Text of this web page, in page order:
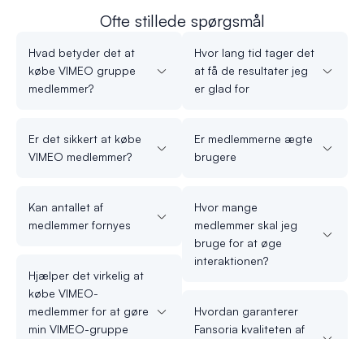
Ofte stillede spørgsmål
Hvad betyder det at
købe VIMEO gruppe
medlemmer?
Er det sikkert at købe
VIMEO medlemmer?
Kan antallet af
medlemmer fornyes
Hjælper det virkelig at
købe VIMEO-
medlemmer for at gøre
min VIMEO-gruppe
Hvor lang tid tager det
at få de resultater jeg
er glad for
Er medlemmerne ægte
brugere
Hvor mange
medlemmer skal jeg
bruge for at øge
interaktionen?
Hvordan garanterer
Fansoria kvaliteten af